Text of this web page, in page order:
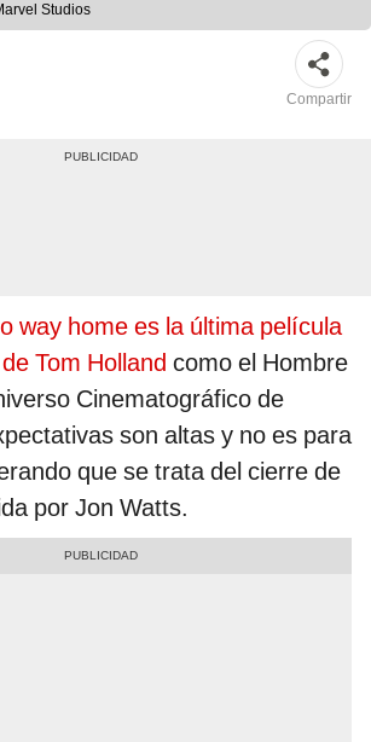
Studios
Compartir
way home es la última película
Tom Holland como el Hombre
Cinematográfico de
son altas y no es para
que se trata del cierre de
por Jon Watts.